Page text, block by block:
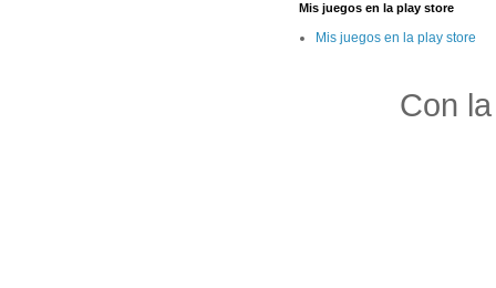
Mis juegos en la play store
Mis juegos en la play store
Con